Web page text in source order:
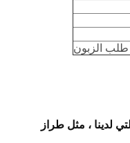
الزبون
لدينا ، مثل طراز